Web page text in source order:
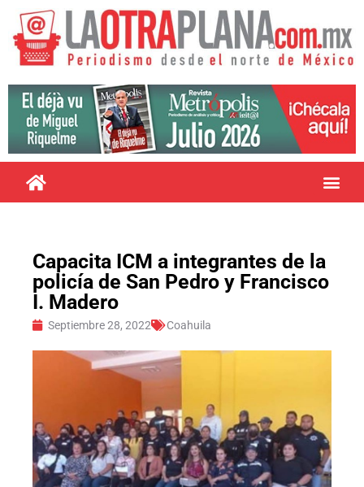
Capacita ICM a integrantes de la
policía de San Pedro y Francisco
I. Madero
Septiembre 28, 2022 Coahuila